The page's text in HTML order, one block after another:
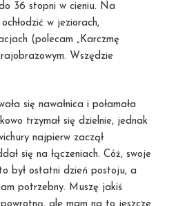
36 stopni w cieniu. Na
w jeziorach,
(polecam „Karczmę
Wszędzie
się nawałnica i połamała
trzymał się dzielnie, jednak
najpierw zaczął
się na łączeniach. Cóż, swoje
to był ostatni dzień postoju, a
potrzebny. Muszę jakiś